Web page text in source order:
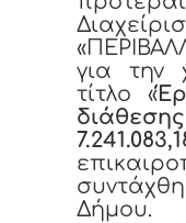
για την
τίτλο «
Δήμου.